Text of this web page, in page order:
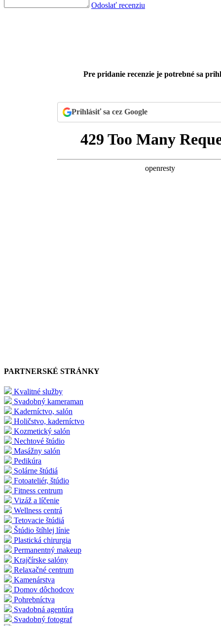
Odoslať recenziu
Pre pridanie recenzie je potrebné sa
Prihlásiť sa cez Google
PARTNERSKÉ STRÁNKY
Kvalitné služby
Svadobný kameraman
Kaderníctvo, salón
Holičstvo, kaderníctvo
Kozmetický salón
Nechtové štúdio
Masážny salón
Pedikúra
Solárne štúdiá
Fotoateliér, štúdio
Fitness centrum
Vizáž a líčenie
Wellness centrá
Tetovacie štúdiá
Štúdio štíhlej línie
Plastická chirurgia
Permanentný makeup
Krajčírske salóny
Relaxačné centrum
Kamenárstva
Domov dôchodcov
Pohrebníctva
Svadobná agentúra
Svadobný fotograf